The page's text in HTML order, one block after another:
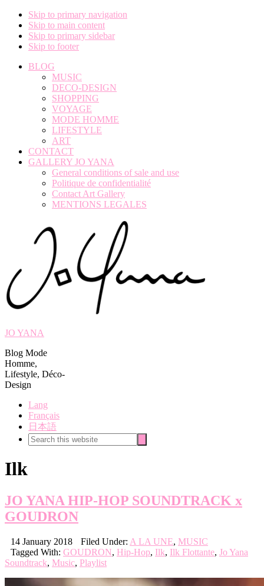
Skip to primary navigation
Skip to main content
Skip to primary sidebar
Skip to footer
BLOG
MUSIC
DECO-DESIGN
SHOPPING
VOYAGE
MODE HOMME
LIFESTYLE
ART
CONTACT
GALLERY JO YANA
General conditions of sale and use
Politique de confidentialité
Contact Art Gallery
MENTIONS LEGALES
JO YANA
Blog Mode
Homme,
Lifestyle, Déco-
Design
Lang
Français
日本語
Search
this
Ilk
JO YANA HIP-HOP SOUNDTRACK x
GOUDRON
14 January 2018 Filed Under: A LA UNE, MUSIC
Tagged With: GOUDRON, Hip-Hop, Ilk, Ilk Flottante, Jo Yana
Soundtrack, Music, Playlist